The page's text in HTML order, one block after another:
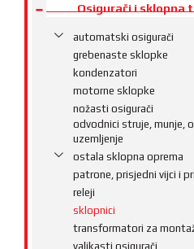
Osigurači i sklopna
automatski osigurači
grebenaste sklopke
kondenzatori
motorne sklopke
nožasti osigurači
odvodnici struje, munje,
uzemljenje
ostala sklopna oprema
patrone, prisjedni vijci i
releji
sklopnici
transformatori za
valjkasti osigurači